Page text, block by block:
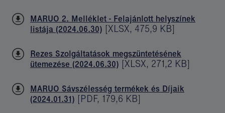
MARUO 2. Melléklet - Felajánlott helyszínek
listája (2024.06.30) [XLSX, 475,9 KB]
Rezes Szolgáltatások megszüntetésének
ütemezése (2024.06.30) [XLSX, 271,2 KB]
MARUO Sávszélesség termékek és Díjaik
(2024.01.31) [PDF, 179,6 KB]